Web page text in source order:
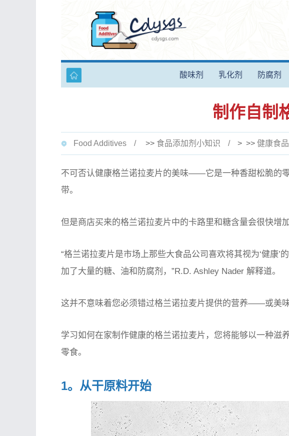
酸味剂 乳化剂 防腐剂
制作自制
Food Additives >> 食品添加剂小知识 > >> 健康食品
不可否认健康格兰诺拉麦片的美味——它是一种香甜松脆的
带。
但是商店买来的格兰诺拉麦片中的卡路里和糖含量会很快增加
“格兰诺拉麦片是市场上那些大食品公司喜欢将其视为‘健康’
加了大量的糖、油和防腐剂，”R.D. Ashley Nader 解释道。
这并不意味着您必须错过格兰诺拉麦片提供的营养——或美味
学习如何在家制作健康的格兰诺拉麦片，您将能够以一种滋
零食。
1。从干原料开始